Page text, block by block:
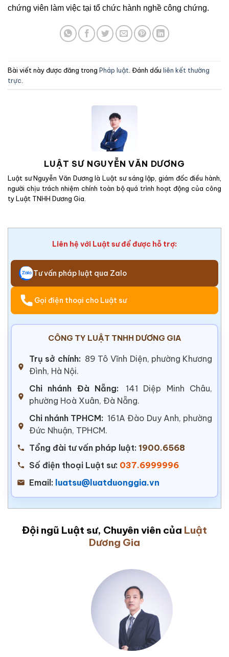
chứng viên làm việc tại tổ chức hành nghề công chứng.
Bài viết này được đăng trong Pháp luật . Đánh dấu liên kết thường
trực
LUẬT SƯ NGUYỄN VĂN DƯƠNG
Luật sư Nguyễn Văn Dương là Luật sư sáng lập, giám đốc điều hành,
người chịu trách nhiệm chính toàn bộ quá trình hoạt động của công
ty Luật TNHH Dương Gia.
Liên hệ với Luật sư để được hỗ trợ:
Tư vấn pháp luật qua Zalo
Gọi điện thoại cho Luật sư
CÔNG TY LUẬT TNHH DƯƠNG GIA
Trụ sở chính: 89 Tô Vĩnh Diện, phường Khương
Đình, Hà Nội.
Chi nhánh Đà Nẵng:
141 Diệp Minh Châu,
phường Hoà Xuân, Đà Nẵng.
Chi nhánh TPHCM: 161A Đào Duy Anh, phường
Đức Nhuận, TPHCM.
Tổng đài tư vấn pháp luật: 1900.6568
Số điện thoại Luật sư: 037.6999996
Email: luatsu@luatduonggia.vn
Đội ngũ Luật sư, Chuyên viên của Luật
Dương Gia